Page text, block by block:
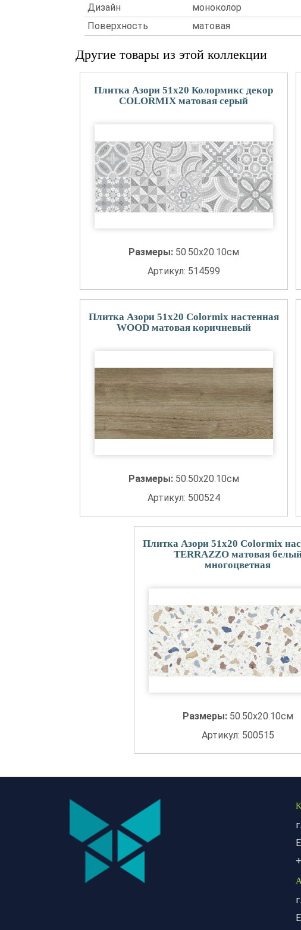
Дизайн
моноколор
Поверхность
матовая
Другие товары из этой коллекции
Плитка Азори 51x20 Колормикс декор
COLORMIX матовая серый
Размеры: 50.50x20.10см
Артикул: 514599
Плитка Азори 51x20 Colormix настенная
WOOD матовая коричневый
Размеры: 50.50x20.10см
Артикул: 500524
Плитка Азори 51x20 Colormix
TERRAZZO матовая
многоцветная
Размеры: 50.50x20.10см
Артикул: 500515